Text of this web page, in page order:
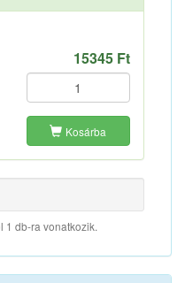
15345 Ft
Kosárba
1 db-ra vonatkozik.